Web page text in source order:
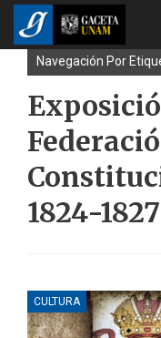
Navegación Por
1824-1827
CULTURA